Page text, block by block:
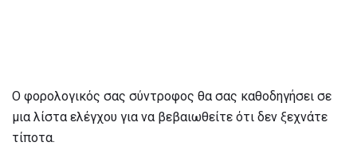
Ο φορολογικός σας σύντροφος θα σας καθοδηγήσει σε
μια λίστα ελέγχου για να βεβαιωθείτε ότι δεν ξεχνάτε
τίποτα.